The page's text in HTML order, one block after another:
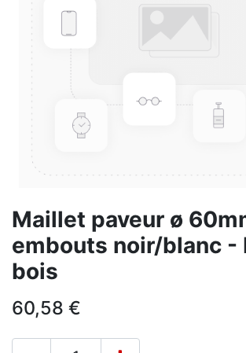
Maillet paveur ø
embouts noir/blanc -
bois
60,58 €